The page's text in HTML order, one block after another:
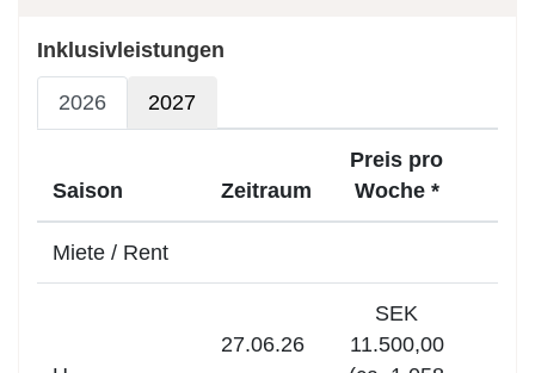
Inklusivleistungen
2026 2027
Saison Zeitraum
Preis pro
Woche *
Miete / Rent
27.06.26
SEK
11.500,00